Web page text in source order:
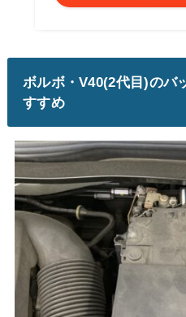
ボルボ・V40(2代目)のバ
すすめ